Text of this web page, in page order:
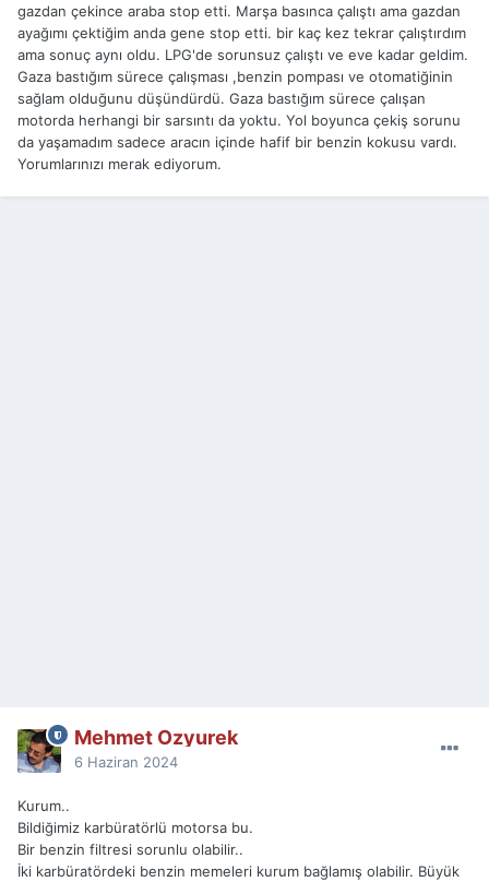
gazdan çekince araba stop etti. Marşa basınca çalıştı ama gazdan
ayağımı çektiğim anda gene stop etti. bir kaç kez tekrar çalıştırdım
ama sonuç aynı oldu. LPG'de sorunsuz çalıştı ve eve kadar geldim.
Gaza bastığım sürece çalışması ,benzin pompası ve otomatiğinin
sağlam olduğunu düşündürdü. Gaza bastığım sürece çalışan
motorda herhangi bir sarsıntı da yoktu. Yol boyunca çekiş sorunu
da yaşamadım sadece aracın içinde hafif bir benzin kokusu vardı.
Yorumlarınızı merak ediyorum.
Mehmet Ozyurek
6 Haziran 2024
Kurum..
Bildiğimiz karbüratörlü motorsa bu.
Bir benzin filtresi sorunlu olabilir..
İki karbüratördeki benzin memeleri kurum bağlamış olabilir. Büyük